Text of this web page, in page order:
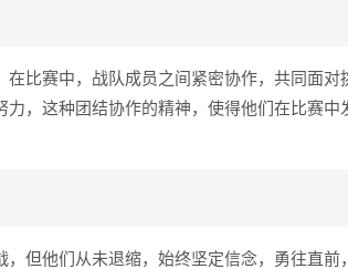
比赛中，战队成员之间紧密协作，共同面对
，这种团结协作的精神，使得他们在比赛中
但他们从未退缩，始终坚定信念，勇往直前